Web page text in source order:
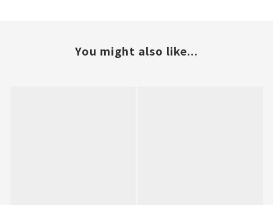
You might also like...